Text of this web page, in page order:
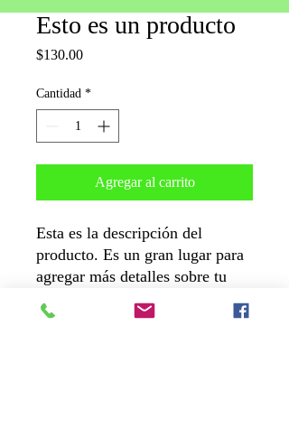
Esto es un producto
$130.00Precio
Cantidad *
Agregar al carrito
Esta es la descripción del
producto. Es un gran lugar para
agregar más detalles sobre tu
material e instrucciones de